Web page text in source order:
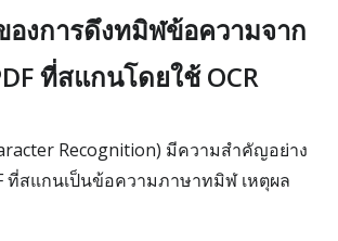
องการดึงทมิฬข้อความจาก
ที่สแกนโดยใช้ OCR
Recognition) มีความสำคัญอย่าง
ที่สแกนเป็นข้อความภาษาทมิฬ เหตุผล